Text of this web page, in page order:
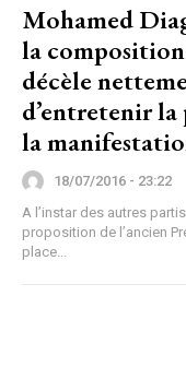
Mohamed
la
décèle
d’entretenir la
la
18/07/2016 - 23:22
A l’instar des autres
proposition de l’ancien
place...